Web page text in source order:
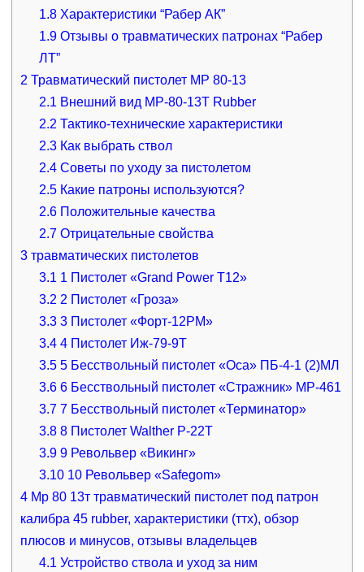
1.8 Характеристики “Рабер АК”
1.9 Отзывы о травматических патронах “Рабер
ЛТ”
2 Травматический пистолет МР 80-13
2.1 Внешний вид МР-80-13Т Rubber
2.2 Тактико-технические характеристики
2.3 Как выбрать ствол
2.4 Советы по уходу за пистолетом
2.5 Какие патроны используются?
2.6 Положительные качества
2.7 Отрицательные свойства
3травматических пистолетов
3.1 1 Пистолет «Grand Power T12»
3.2 2 Пистолет «Гроза»
3.3 3 Пистолет «Форт-12РМ»
3.4 4 Пистолет Иж-79-9Т
3.5 5 Бесствольный пистолет «Оса» ПБ-4-1 (2)МЛ
3.6 6 Бесствольный пистолет «Стражник» МР-461
3.7 7 Бесствольный пистолет «Терминатор»
3.8 8 Пистолет Walther P-22T
3.9 9 Револьвер «Викинг»
3.10 10 Револьвер «Safegom»
4Мр 80 13т травматический пистолет под патрон
калибра 45 rubber, характеристики (ттх), обзор
плюсов и минусов, отзывы владельцев
4.1 Устройство ствола и уход за ним